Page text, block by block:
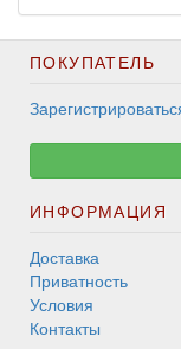
ПОКУПАТЕЛЬ
ИНФОРМАЦИЯ
Доставка
Приватность
Условия
Контакты